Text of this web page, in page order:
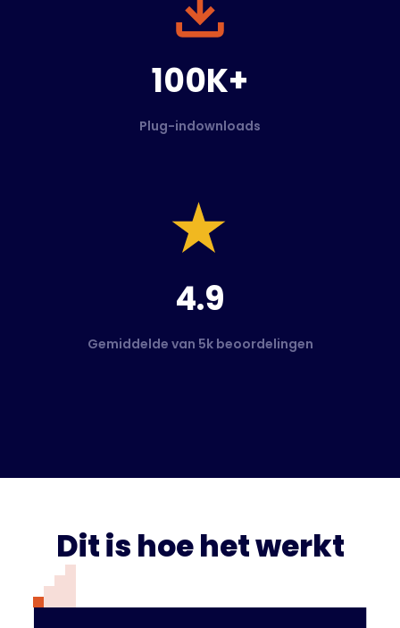
100K+
Plug-indownloads
4.9
Gemiddelde van 5k beoordelingen
Dit is hoe het werkt